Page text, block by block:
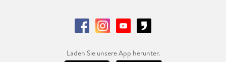
Laden Sie unsere App herunter.